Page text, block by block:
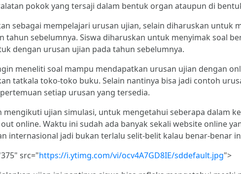
pokok yang tersaji dalam bentuk organ ataupun di
sebagai mempelajari urusan ujian, selain diharuskan
tahun sebelumnya. Siswa diharuskan untuk menyimak soal
dengan urusan ujian pada tahun sebelumnya.
meneliti soal mampu mendapatkan urusan ujian dengan
tatkala toko-toko buku. Selain nantinya bisa jadi contoh
setiap urusan yang tersedia.
mengikuti ujian simulasi, untuk mengetahui seberapa dalam
online. Waktu ini sudah ada banyak sekali website online
internasional jadi bukan terlalu selit-belit kalau benar-benar
src="https://i.ytimg.com/vi/ocv4A7GD8IE/sddefault.jpg">